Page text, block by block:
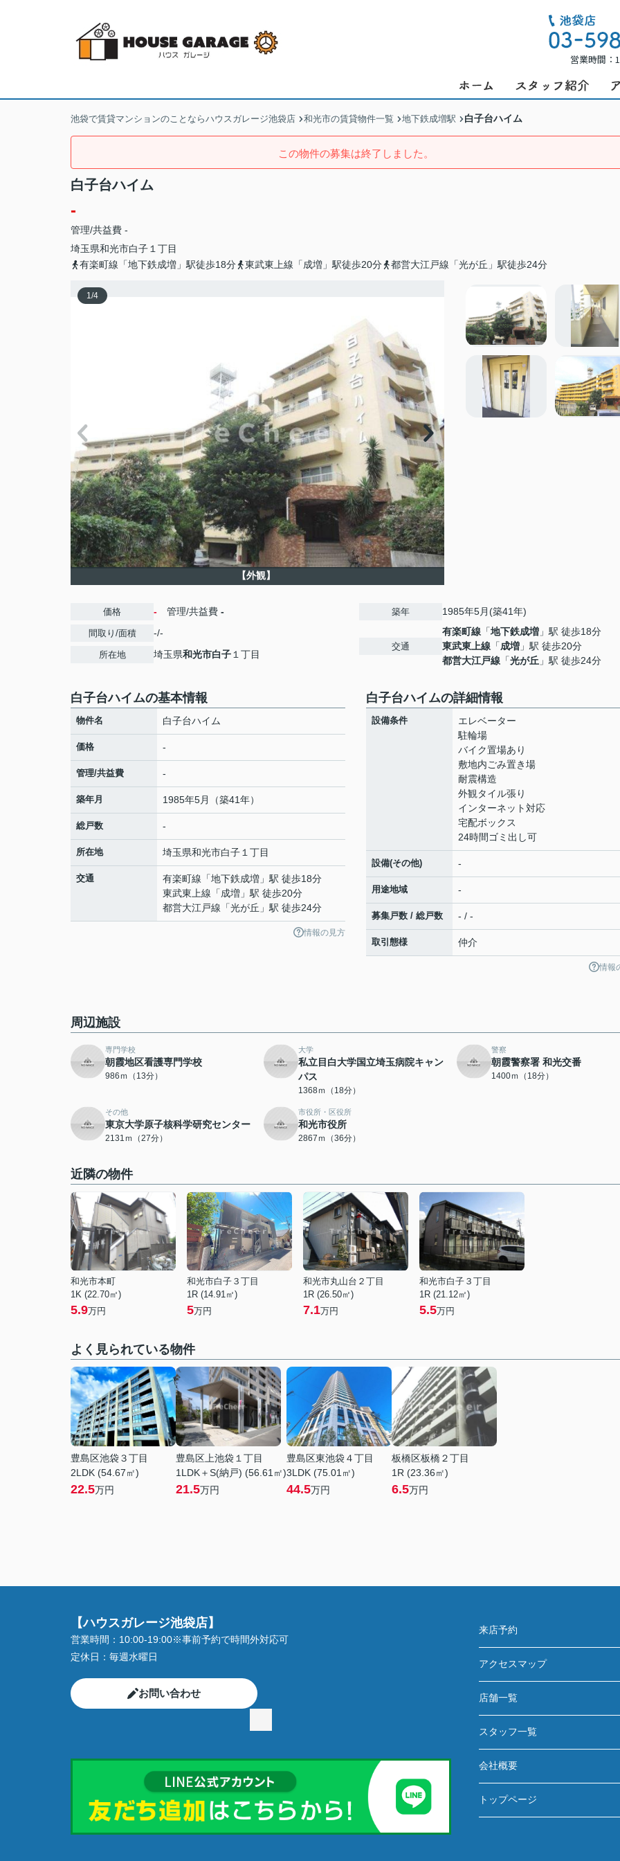
営業時間
池袋で賃貸マンションのことならハウスガレージ池袋店 和光市の賃貸物件一覧 地下鉄成増駅 白子台ハイム
この物件の募集は終了しました。
白子台ハイム
-
管理/共益費 -
埼玉県和光市白子 １丁目
有楽町線「地下鉄成増」駅徒歩18分
東武東上線「成増」駅徒歩20分 都営大江戸線「光が丘」駅徒歩24分
1/4
【外観】
価格 - 管理/共益費 -
間取り/面積 -/-
所在地 埼玉県和光市白子 １丁目
築年 1985年5月(築41年)
交通
有楽町線 「地下鉄成増 」駅 徒歩18分
東武東上線 「成増 」駅 徒歩20分
都営大江戸線 「光が丘 」駅 徒歩24分
白子台ハイムの基本情報
物件名 白子台ハイム
価格 -
管理/共益費 -
築年月 1985年5月（築41年）
総戸数 -
所在地 埼玉県和光市白子 １丁目
交通 有楽町線 「地下鉄成増 」駅 徒歩18分
東武東上線 「成増 」駅 徒歩20分
都営大江戸線 「光が丘 」駅 徒歩24分
情報の見方
白子台ハイムの詳細情報
設備条件
エレベーター
駐輪場
バイク置場あり
敷地内ごみ置き場
耐震構造
外観タイル張り
インターネット対応
宅配ボックス
24時間ゴミ出し可
設備(その他) -
用途地域 -
募集戸数 / 総戸数 - / -
取引態様 仲介
情報
周辺施設
専門学校
朝霞地区看護専門学校
986ｍ（13分）
大学
私立目白大学国立埼玉病院キャン
パス
1368ｍ（18分）
警察
朝霞警察署 和光交番
1400ｍ（18分）
その他
東京大学原子核科学研究センター
2131ｍ（27分）
市役所・区役所
和光市役所
2867ｍ（36分）
近隣の物件
和光市本町
1K (22.70㎡)
5.9万円
和光市白子３丁目
1R (14.91㎡)
5万円
和光市丸山台２丁目
1R (26.50㎡)
7.1万円
和光市白子３丁目
1R (21.12㎡)
5.5万円
よく見られている物件
豊島区池袋３丁目
2LDK (54.67㎡)
22.5万円
豊島区上池袋１丁目
1LDK＋S(納戸) (56.61㎡)
21.5万円
豊島区東池袋４丁目
3LDK (75.01㎡)
44.5万円
板橋区板橋２丁目
1R (23.36㎡)
6.5万円
【ハウスガレージ池袋店】
営業時間： 10:00-19:00※事前予約で時間外対応可
定休日： 毎週水曜日
お問い合わせ
来店予約
アクセスマップ
店舗一覧
スタッフ一覧
会社概要
トップページ